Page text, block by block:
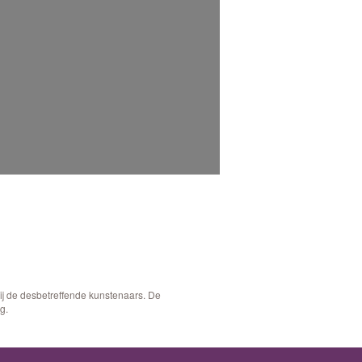
de desbetreffende kunstenaars. De